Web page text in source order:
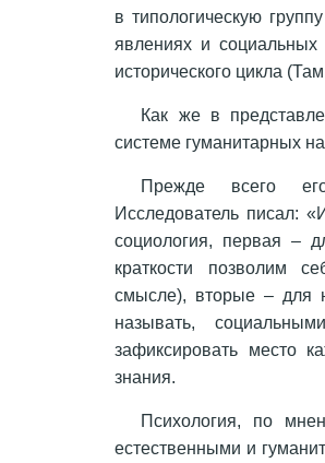
в типологическую
явлениях и
исторического цикла
Как же в
системе гуманитарных
Прежде всего его
Исследователь писал:
социология, первая –
краткости позволим
смысле), вторые – для
называть,
зафиксировать место
знания.
Психология, по
естественными и